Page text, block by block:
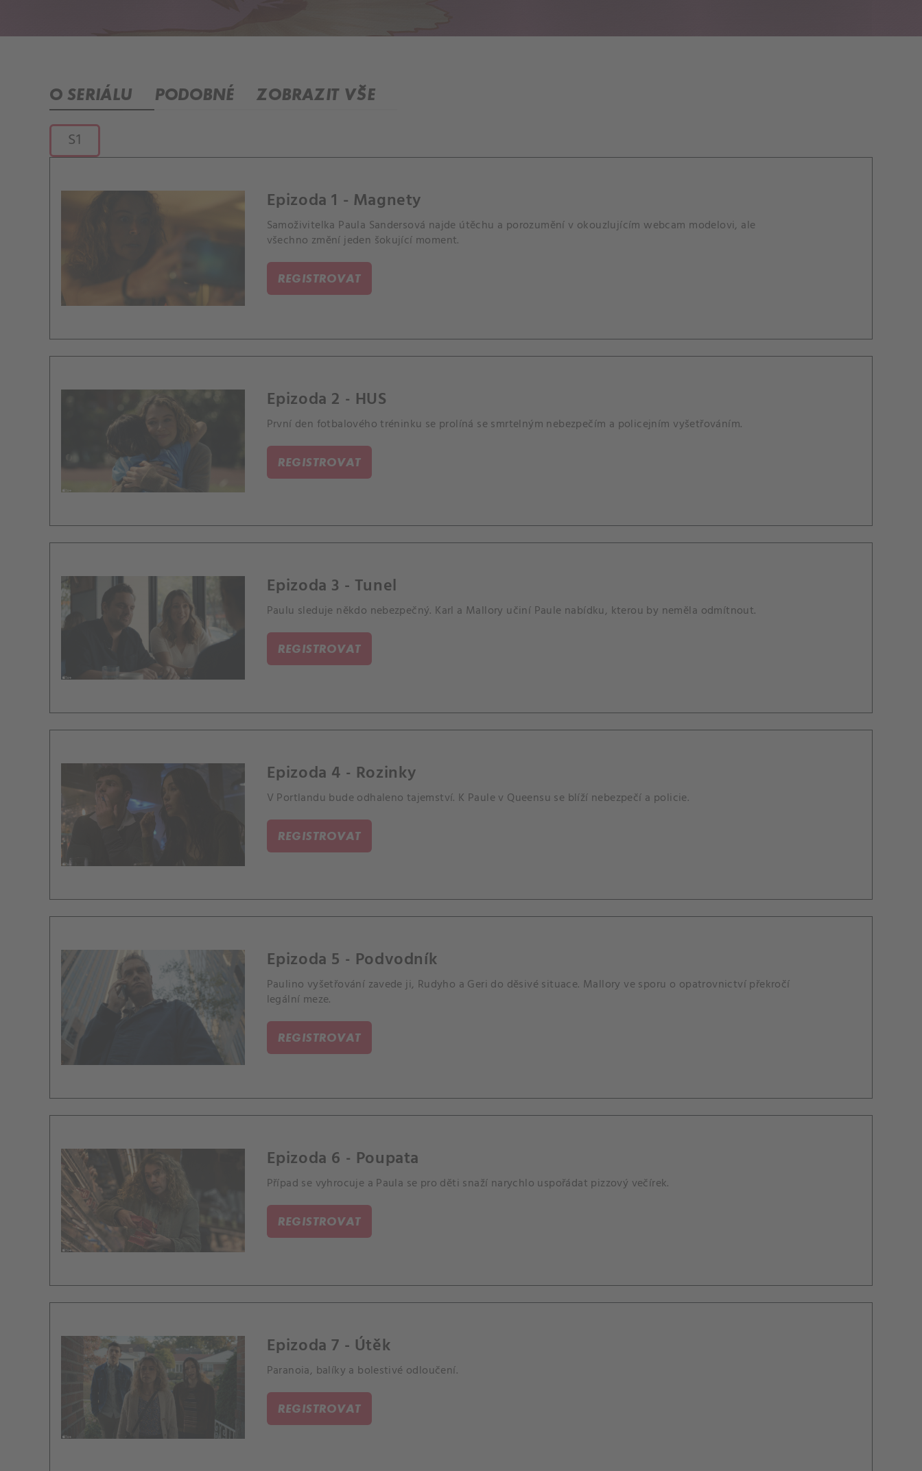
O SERIÁLU PODOBNÉ ZOBRAZIT VŠE
S1
Epizoda 1 - Magnety
Samoživitelka Paula Sandersová najde útěchu a porozumění v okouzlujícím webcam modelovi, ale
všechno změní jeden šokující moment.
REGISTROVAT
Epizoda 2 - HUS
První den fotbalového tréninku se prolíná se smrtelným nebezpečím a policejním vyšetřováním.
REGISTROVAT
Epizoda 3 - Tunel
Paulu sleduje někdo nebezpečný. Karl a Mallory učiní Paule nabídku, kterou by neměla odmítnout.
REGISTROVAT
Epizoda 4 - Rozinky
V Portlandu bude odhaleno tajemství. K Paule v Queensu se blíží nebezpečí a policie.
REGISTROVAT
Epizoda 5 - Podvodník
Paulino vyšetřování zavede ji, Rudyho a Geri do děsivé situace. Mallory ve sporu o opatrovnictví překročí
legální meze.
REGISTROVAT
Epizoda 6 - Poupata
Případ se vyhrocuje a Paula se pro děti snaží narychlo uspořádat pizzový večírek.
REGISTROVAT
Epizoda 7 - Útěk
Paranoia, balíky a bolestivé odloučení.
REGISTROVAT